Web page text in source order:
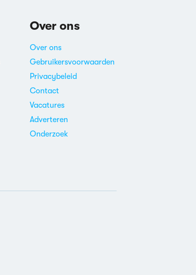
Over ons
Over ons
Gebruikersvoorwaarden
Privacybeleid
Contact
Vacatures
Adverteren
Onderzoek